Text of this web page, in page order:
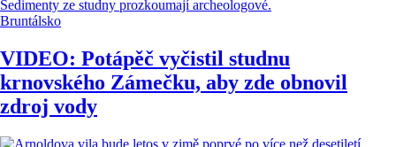
Bruntálsko
VIDEO: Potápěč vyčistil studnu
krnovského Zámečku, aby zde obnovil
zdroj vody